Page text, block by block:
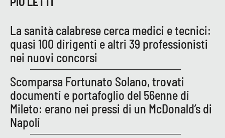
Good Morning Vietnam
Parchi Marini Calabria
Leggendo Alvaro insieme
Imprese Di Calabria
Le perfidie di Antonella Grippo
Venti di comunicazione
La sanità calabrese cerca medici e tecnici:
quasi 100 dirigenti e altri 39 professionisti
nei nuovi concorsi
Scomparsa Fortunato Solano, trovati
documenti e portafoglio del 56enne di
Mileto: erano nei pressi di un McDonald’s di
Napoli